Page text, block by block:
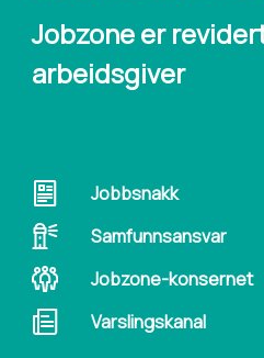
Jobzone er
arbeidsgiver
Jobbsnakk
Samfunnsansvar
Jobzone-konsernet
Varslingskanal